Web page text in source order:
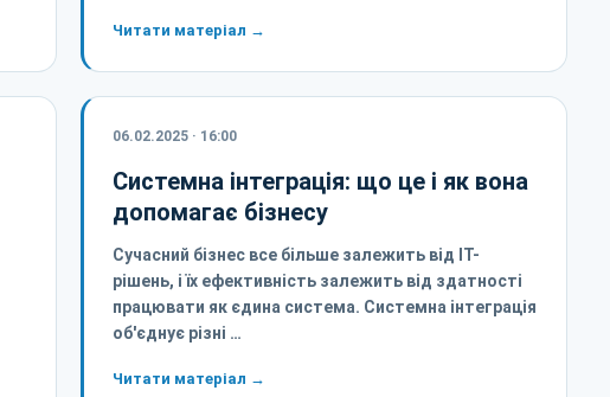
Читати матеріал →
06.02.2025 · 16:00
Системна інтеграція: що це і як вона
допомагає бізнесу
Сучасний бізнес все більше залежить від ІТ-
рішень, і їх ефективність залежить від здатності
працювати як єдина система. Системна інтеграція
об'єднує різні …
Читати матеріал →